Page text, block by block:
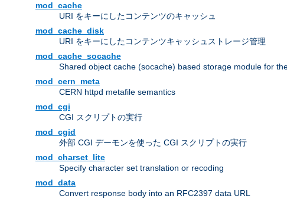
mod_cache
URI をキーにしたコンテンツのキャッシュ
mod_cache_disk
URI をキーにしたコンテンツキャッシュストレージ管理
mod_cache_socache
Shared object cache (socache) based storage module for
mod_cern_meta
CERN httpd metafile semantics
mod_cgi
CGI スクリプトの実行
mod_cgid
外部 CGI デーモンを使った CGI スクリプトの実行
mod_charset_lite
Specify character set translation or recoding
mod_data
Convert response body into an RFC2397 data URL